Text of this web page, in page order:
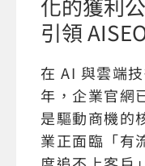
化的獲利
引領
在 AI 與雲端
年，企業官網
是驅動商機的
業正面臨「有